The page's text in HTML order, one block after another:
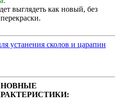
выглядеть как новый, без
устанения сколов и царапин